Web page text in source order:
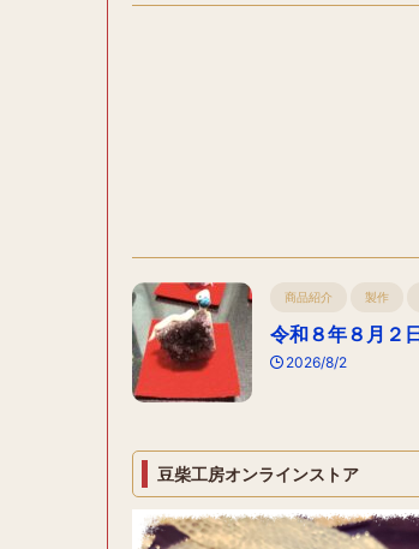
商品紹介 製作
令和８年８月２
2026/8/2
豆柴工房オンラインストア